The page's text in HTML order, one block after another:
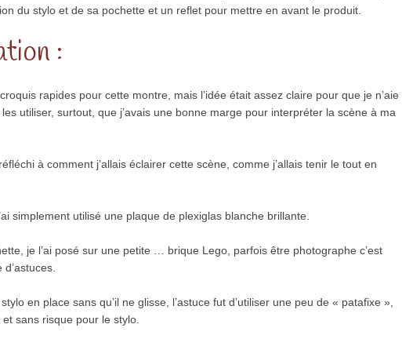
du stylo et de sa pochette et un reflet pour mettre en avant le produit.
:
rapides pour cette montre, mais l’idée était assez claire pour que je n’aie
utiliser, surtout, que j’avais une bonne marge pour interpréter la scène à ma
à comment j’allais éclairer cette scène, comme j’allais tenir le tout en
simplement utilisé une plaque de plexiglas blanche brillante.
je l’ai posé sur une petite … brique Lego, parfois être photographe c’est
en place sans qu’il ne glisse, l’astuce fut d’utiliser une peu de « patafixe »,
sans risque pour le stylo.